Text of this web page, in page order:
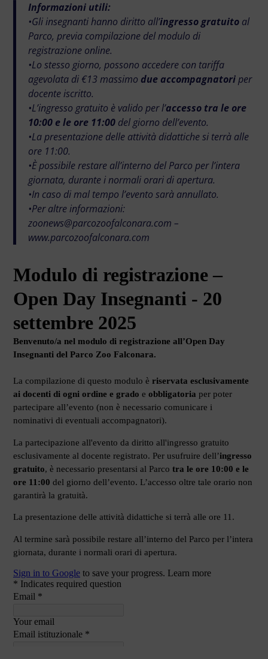
Informazioni utili:
•Gli insegnanti hanno diritto all’ingresso gratuito al
Parco, previa compilazione del modulo di
registrazione online.
•Lo stesso giorno, possono accedere con tariffa
agevolata di €13 massimo due accompagnatoriper
docente iscritto.
•L’ingresso gratuito è valido per l’accesso tra le ore
10:00 e le ore 11:00 del giorno dell’evento.
•La presentazione delle attività didattiche si terrà alle
ore 11:00.
•È possibile restare all’interno del Parco per l’intera
giornata, durante i normali orari di apertura.
•In caso di mal tempo l’evento sarà annullato.
•Per altre informazioni:
zoonews@parcozoofalconara.com –
www.parcozoofalconara.com